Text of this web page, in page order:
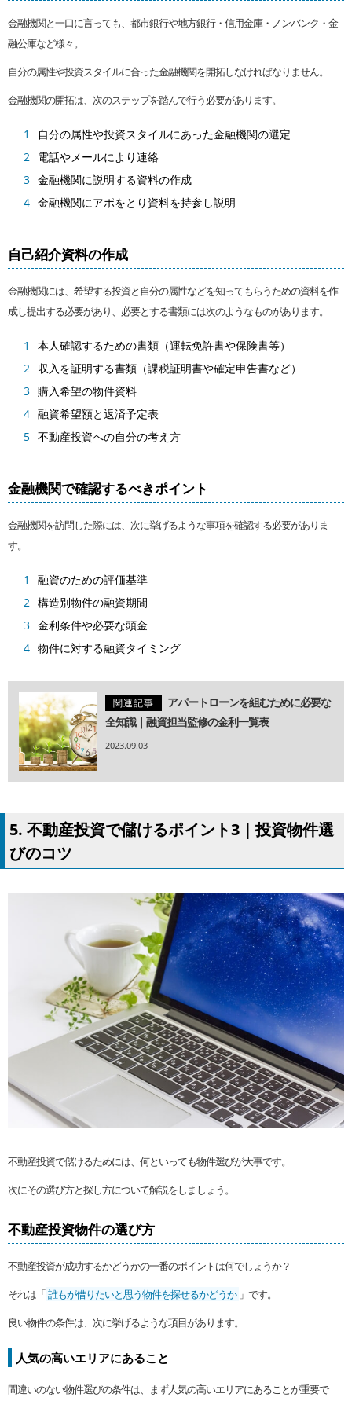
金融機関と一口に言っても、都市銀行や地方銀行・信用金庫・ノンバンク・金
融公庫など様々。
自分の属性や投資スタイルに合った金融機関を開拓しなければなりません。
金融機関の開拓は、次のステップを踏んで行う必要があります。
自分の属性や投資スタイルにあった金融機関の選定
電話やメールにより連絡
金融機関に説明する資料の作成
金融機関にアポをとり資料を持参し説明
自己紹介資料の作成
金融機関には、希望する投資と自分の属性などを知ってもらうための資料を作
成し提出する必要があり、必要とする書類には次のようなものがあります。
本人確認するための書類（運転免許書や保険書等）
収入を証明する書類（課税証明書や確定申告書など）
購入希望の物件資料
融資希望額と返済予定表
不動産投資への自分の考え方
金融機関で確認するべきポイント
金融機関を訪問した際には、次に挙げるような事項を確認する必要がありま
す。
融資のための評価基準
構造別物件の融資期間
金利条件や必要な頭金
物件に対する融資タイミング
関連記事
アパートローンを組むために必要な
全知識｜融資担当監修の金利一覧表
2023.09.03
5. 不動産投資で儲けるポイント3｜投資物件選
びのコツ
不動産投資で儲けるためには、何といっても物件選びが大事です。
次にその選び方と探し方について解説をしましょう。
不動産投資物件の選び方
不動産投資が成功するかどうかの一番のポイントは何でしょうか？
それは「誰もが借りたいと思う物件を探せるかどうか 」です。
良い物件の条件は、次に挙げるような項目があります。
人気の高いエリアにあること
間違いのない物件選びの条件は、まず人気の高いエリアにあることが重要で